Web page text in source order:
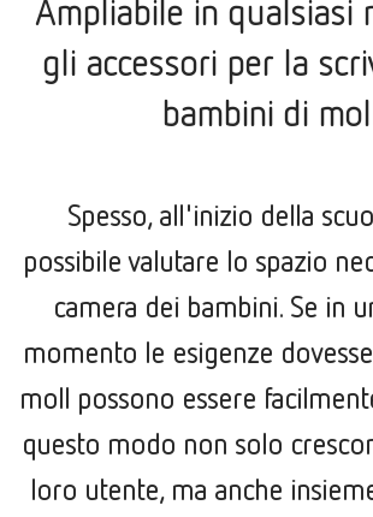
Ampliabile in qualsiasi
gli accessori per la
bambini di
Spesso, all'inizio della
possibile valutare lo spazio
camera dei bambini. Se in
momento le esigenze
moll possono essere
questo modo non solo
loro utente, ma anche